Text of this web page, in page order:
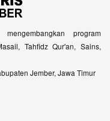
program
Tahfidz Qur'an, Sains,
Jember, Jawa Timur